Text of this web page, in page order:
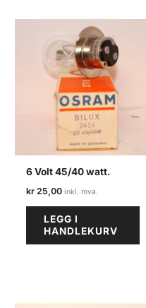
6 Volt 45/40 watt.
kr 25,00
LEGG I
HANDLEKURV